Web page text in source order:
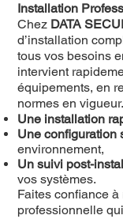
Installation
Chez DATA
d’installation
tous vos besoins
intervient
équipements, en
normes en
Une installation
Une configuration
environnement,
Un suivi post-
vos systèmes.
Faites confiance
professionnelle